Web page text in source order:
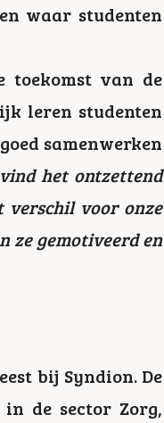
waar studenten
toekomst van de
leren studenten
samenwerken
het ontzettend
voor onze
ze gemotiveerd en
bij Syndion. De
de sector Zorg,